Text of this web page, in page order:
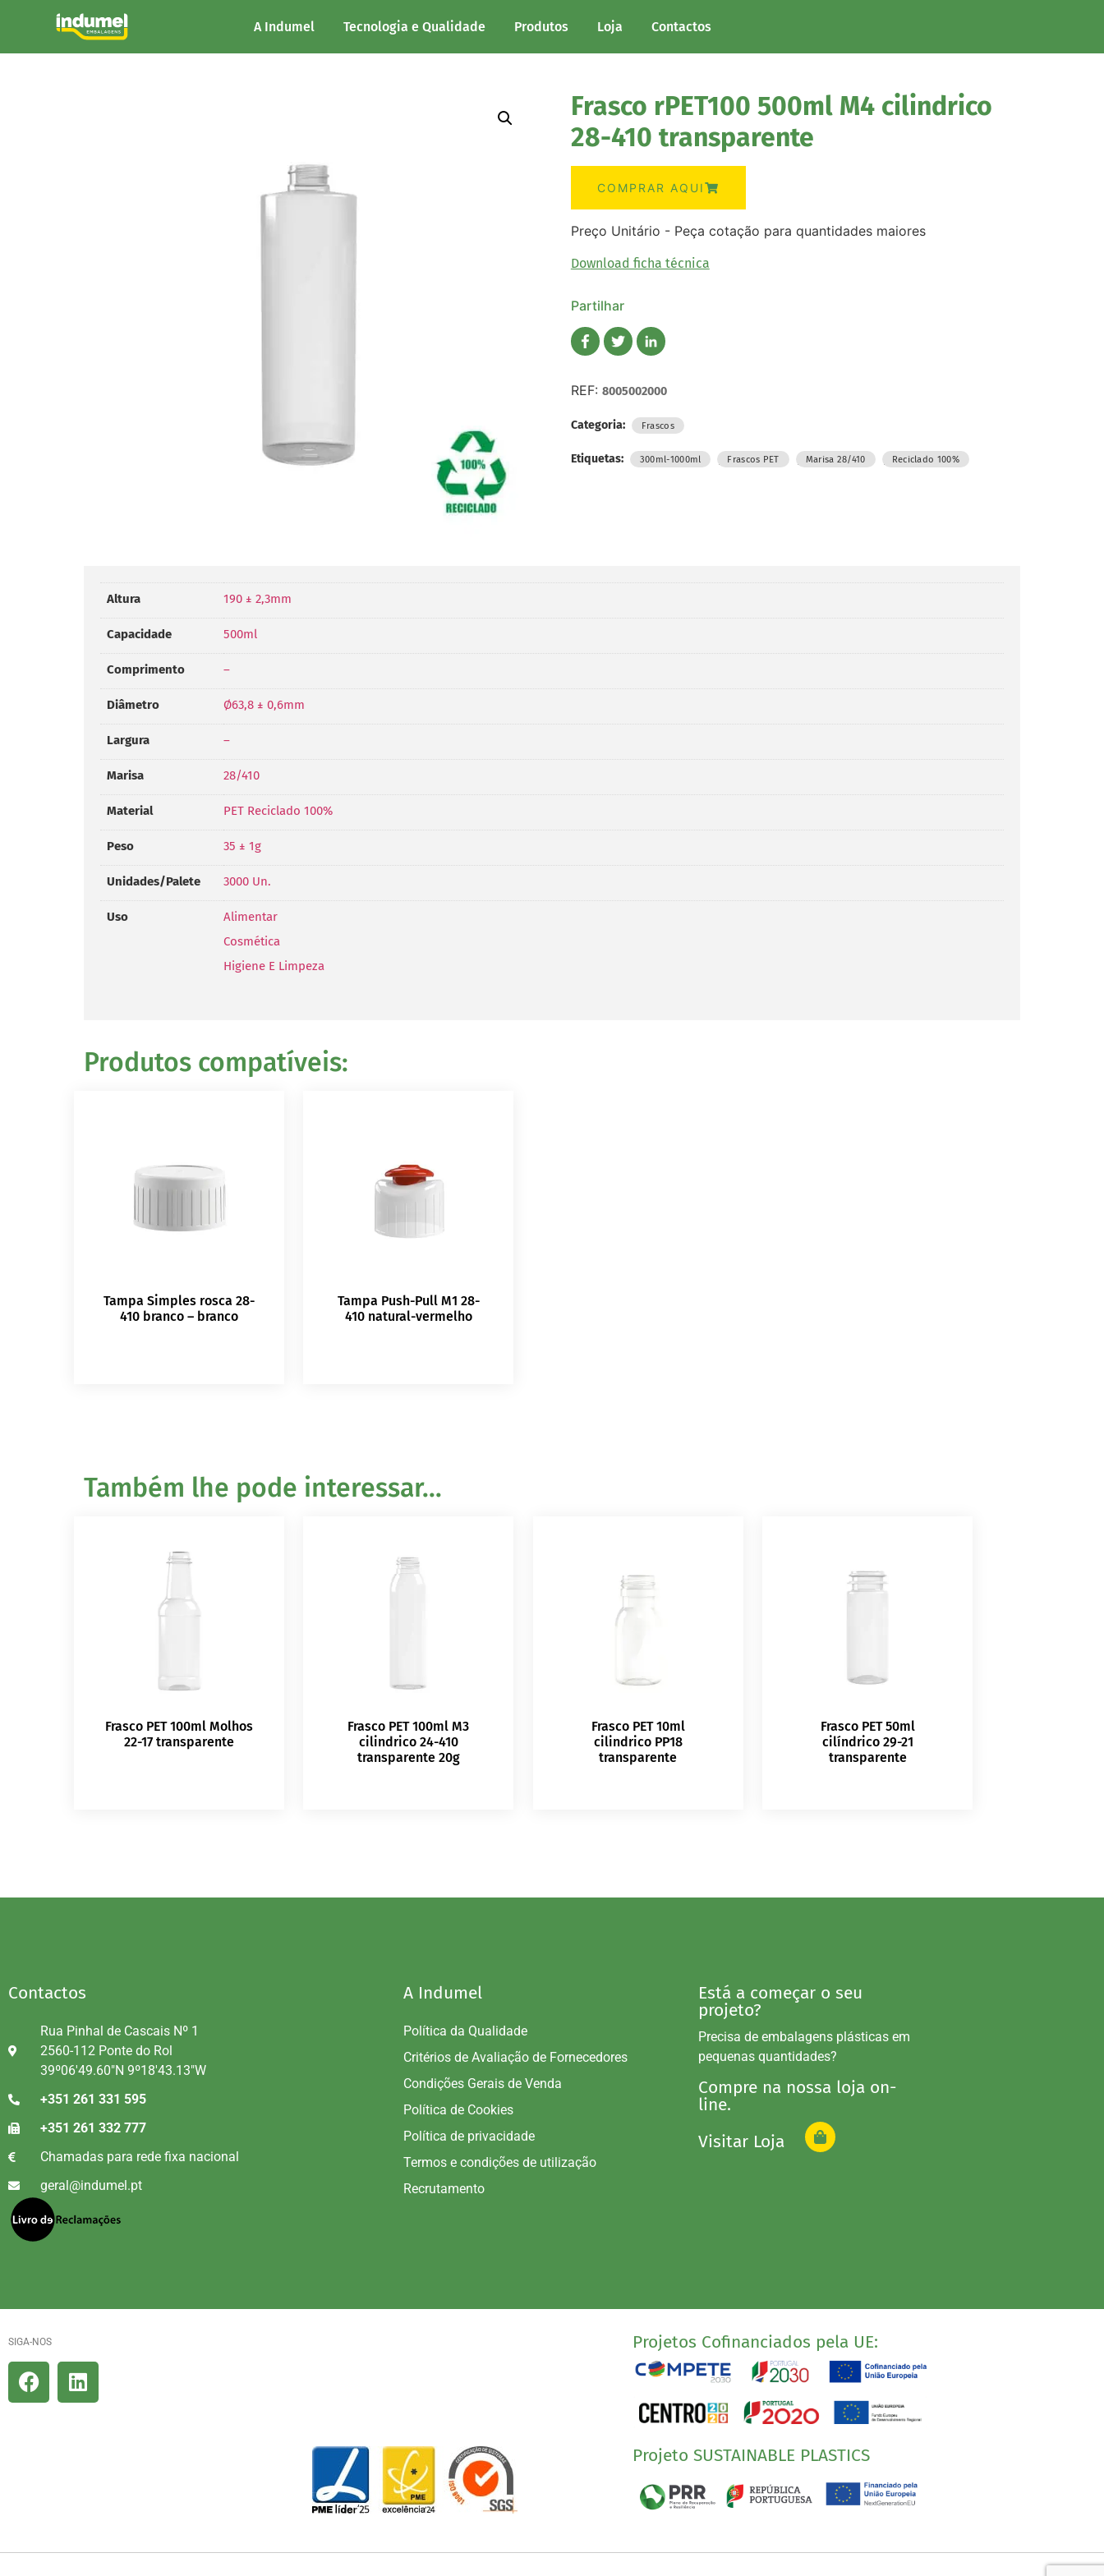
A Indumel Tecnologia e Qualidade Produtos Loja Contactos
Frasco rPET100 500ml M4 cilindrico
28-410 transparente
COMPRAR AQUI
Preço Unitário - Peça cotação para quantidades maiores
Download ficha técnica
Partilhar
REF: 8005002000
Categoria: Frascos
Etiquetas: 300ml-1000ml Frascos PET , Marisa 28/410 , Reciclado 100%
Altura 190 ± 2,3mm
Capacidade 500ml
Comprimento –
Diâmetro Ø63,8 ± 0,6mm
Largura –
Marisa 28/410
Material PET Reciclado 100%
Peso 35 ± 1g
Unidades/Palete 3000 Un.
Uso
Alimentar
Cosmética
Higiene E Limpeza
Produtos compatíveis:
Tampa Simples rosca 28-
410 branco – branco
Tampa Push-Pull M1 28-
410 natural-vermelho
Também lhe pode interessar...
Frasco PET 100ml Molhos
22-17 transparente
Frasco PET 100ml M3
cilindrico 24-410
transparente 20g
Frasco PET 10ml
cilindrico PP18
transparente
Frasco PET 50ml
cilíndrico 29-21
transparente
Contactos
Rua Pinhal de Cascais Nº 1
2560-112 Ponte do Rol
39º06'49.60"N 9º18'43.13"W
+351 261 331 595
+351 261 332 777
Chamadas para rede fixa nacional
geral@indumel.pt
A Indumel
Política da Qualidade
Critérios de Avaliação de Fornecedores
Condições Gerais de Venda
Política de Cookies
Política de privacidade
Termos e condições de utilização
Recrutamento
Está a começar o seu
projeto?
Precisa de embalagens plásticas em
pequenas quantidades?
Compre na nossa loja on-
line.
Visitar Loja
SIGA-NOS Projetos Cofinanciados pela UE:
Projeto SUSTAINABLE PLASTICS